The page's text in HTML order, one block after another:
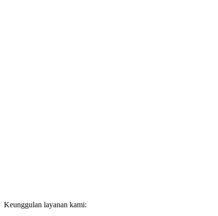
Keunggulan layanan kami: